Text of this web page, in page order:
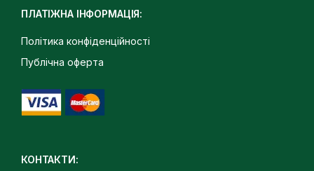
ПЛАТІЖНА ІНФОРМАЦІЯ:
Політика конфіденційності
Публічна оферта
КОНТАКТИ: